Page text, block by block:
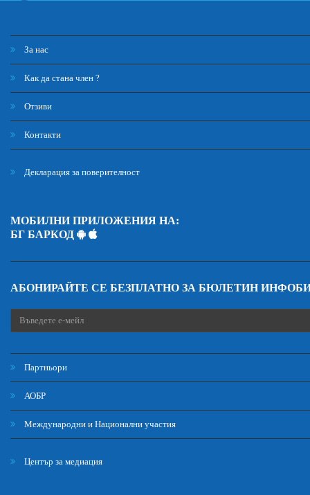
За нас
Как да стана член ?
Отзиви
Контакти
Декларация за поверителност
МОБИЛНИ ПРИЛОЖЕНИЯ НА:
БГ БАРКОД
АБОНИРАЙТЕ СЕ БЕЗПЛАТНО ЗА БЮЛЕТИН
Партньори
АОБР
Международни и Национални участия
Център за медиация